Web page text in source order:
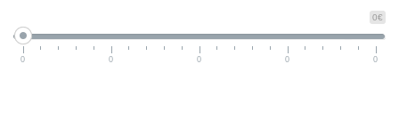
0€
0 0 0 0 0